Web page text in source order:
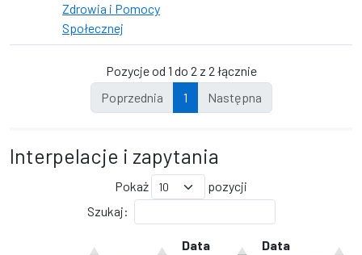
Zdrowia i Pomocy
Społecznej
Pozycje od 1 do 2 z 2 łącznie
Poprzednia
1 Następna
Interpelacje i zapytania
Pokaż
pozycji
Szukaj:
Data
Data